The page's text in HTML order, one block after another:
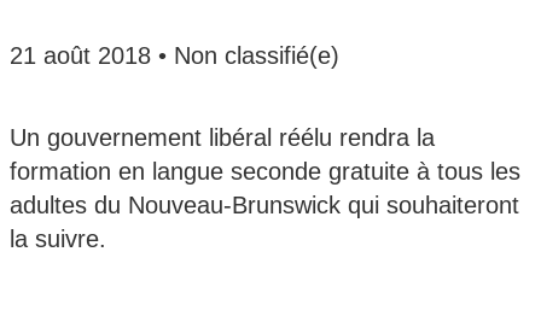
21 août 2018 • Non classifié(e)
Un gouvernement libéral réélu rendra la
formation en langue seconde gratuite à tous les
adultes du Nouveau-Brunswick qui souhaiteront
la suivre.